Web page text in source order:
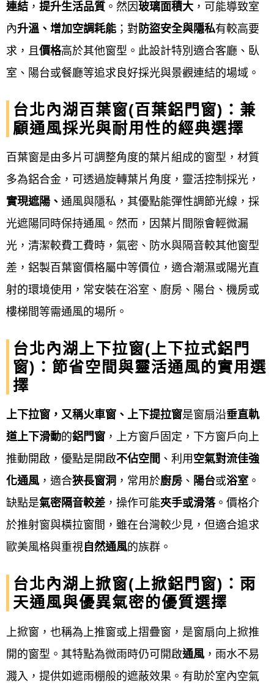
程、金屬工程、鋁製警衛鋼亭、守衛亭、警
衛崗亭等。
台北內湖鋁門窗服務流程
鋁門窗工程宅急便提供台北內湖
包含：來電 諮詢、到府丈量、設計規劃、報價簽約、
固服務。此流程確保從客戶需求到完工驗收，每個環
節都有專人負責與跟進，以提供客製化且符合需求的
產品與服務。
台北內湖鋁門窗服務流程細項
線上諮詢與初步評估：
透過電話、LINE 或線上表單與廠商聯繫，說
現場丈量與勘查 ：
由專業人員到現場進行精確丈量，確認開口
尺寸、牆面狀況、樓層運輸動線等，並提供
專業建議。
根據丈量結果，提供詳細的報價單與施工規
劃，確認窗型、材質、五金、玻璃規格等細
節，雙方同意後簽訂合約。
備料與工廠加工 ：
廠商依據合約內容，在工廠進行裁料、切
割、組裝等前置作業。
連結 ， 提升生活品質 。然因玻璃面積大 ，可能導致室
內升溫、增加空調耗能 ；對防盜安全與隱私有較高要
求，且價格高於其他窗型。此設計特別適合客廳、臥
室、陽台或餐廳等追求良好採光與景觀連結的場域。
台北內湖百葉窗(百葉鋁門窗)：兼
顧通風採光與耐用性的經典選擇
百葉窗是由多片可調整角度的葉片組成的窗型，材質
多為鋁合金，可透過旋轉葉片角度，靈活控制採光，
實現遮陽、 通風與隱私，其優點能彈性調節光線，採
光遮陽同時保持通風。然而，因葉片間隙會輕微漏
光，清潔較費工費時，氣密、防水與隔音較其他窗型
差，鋁製百葉窗價格屬中等價位，適合潮濕或陽光直
射的環境使用，常安裝在浴室、廚房、陽台、機房或
樓梯間等需通風的場所。
台北內湖上下拉窗(上下拉式鋁門
窗)：節省空間與靈活通風的實用選
擇
上下拉窗，又稱火車窗、上下提拉窗是窗扇沿垂直軌
道上下滑動的鋁門窗 ，上方窗戶固定，下方窗戶向上
推動開啟，優點是開啟不佔空間 、利用 空氣對流佳強
化通風 ，適合狹長窗洞 ，常用於廚房 、 陽台或浴室 。
缺點是氣密隔音較差 ，操作可能夾手或滑落。價格介
於推射窗與橫拉窗間，雖在台灣較少見，但適合追求
歐美風格與重視 自然通風的族群。
台北內湖上掀窗(上掀鋁門窗)：雨
天通風與優異氣密的優質選擇
上掀窗，也稱為上推窗或上摺疊窗，是窗扇向上掀推
開的窗型。其特點為微雨時仍可開啟通風 ，雨水不易
濺入，提供如遮雨棚般的遮蔽效果。有助於室內空氣